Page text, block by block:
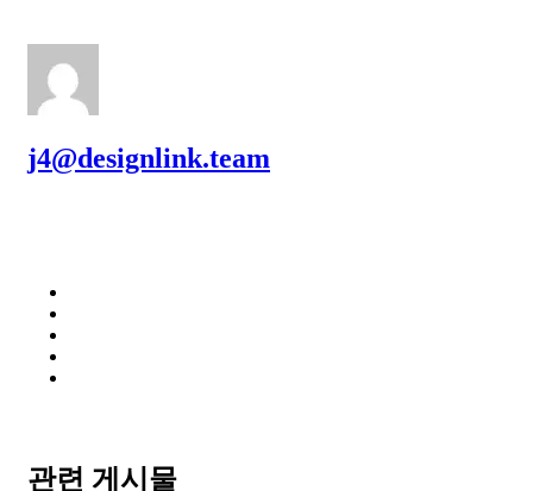
j4@designlink.team
관련 게시물